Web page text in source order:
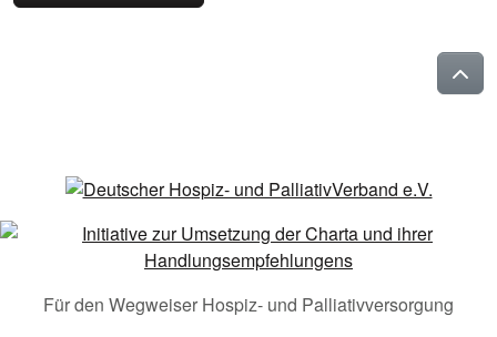
Für den Wegweiser Hospiz- und Palliativversorgung